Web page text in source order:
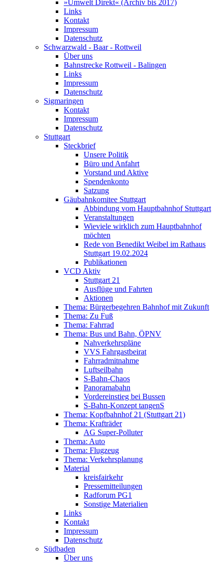
»Umwelt Direkt« (Archiv bis 2017)
Links
Kontakt
Impressum
Datenschutz
Schwarzwald - Baar - Rottweil
Über uns
Bahnstrecke Rottweil - Balingen
Links
Impressum
Datenschutz
Sigmaringen
Kontakt
Impressum
Datenschutz
Stuttgart
Steckbrief
Unsere Politik
Büro und Anfahrt
Vorstand und Aktive
Spendenkonto
Satzung
Gäubahnkomitee Stuttgart
Abbindung vom Hauptbahnhof Stuttgart
Veranstaltungen
Wieviele wirklich zum Hauptbahnhof
möchten
Rede von Benedikt Weibel im Rathaus
Stuttgart 19.02.2024
Publikationen
VCD Aktiv
Stuttgart 21
Ausflüge und Fahrten
Aktionen
Thema: Bürgerbegehren Bahnhof mit Zukunft
Thema: Zu Fuß
Thema: Fahrrad
Thema: Bus und Bahn, ÖPNV
Nahverkehrspläne
VVS Fahrgastbeirat
Fahrradmitnahme
Luftseilbahn
S-Bahn-Chaos
Panoramabahn
Vordereinstieg bei Bussen
S-Bahn-Konzept tangenS
Thema: Kopfbahnhof 21 (Stuttgart 21)
Thema: Krafträder
AG Super-Polluter
Thema: Auto
Thema: Flugzeug
Thema: Verkehrsplanung
Material
kreisfairkehr
Pressemitteilungen
Radforum PG1
Sonstige Materialien
Links
Kontakt
Impressum
Datenschutz
Südbaden
Über uns